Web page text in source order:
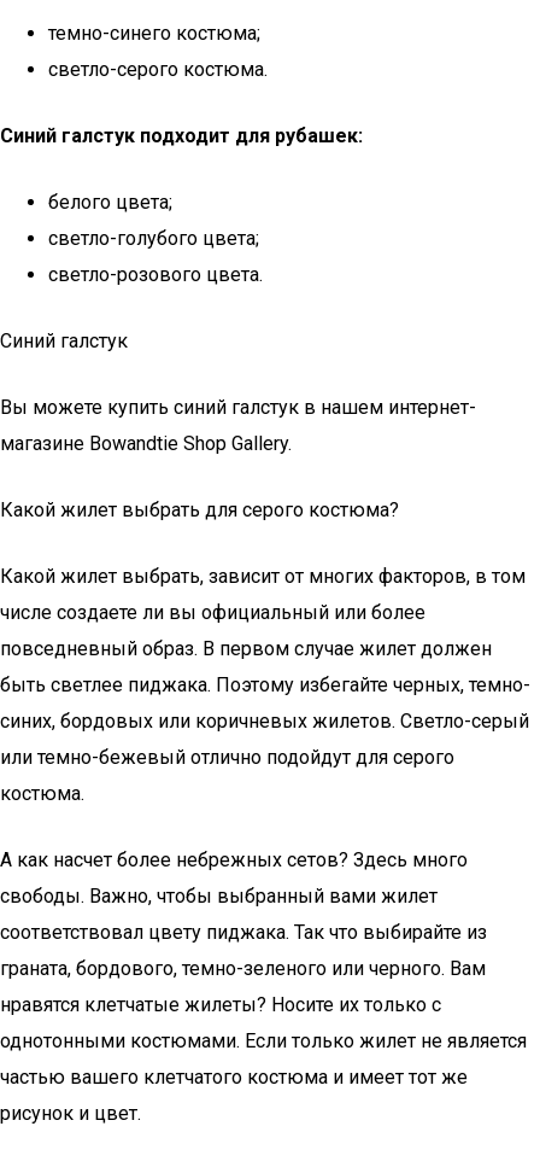
темно-синего костюма;
светло-серого костюма.
Синий галстук подходит для рубашек:
белого цвета;
светло-голубого цвета;
светло-розового цвета.
Синий галстук
Вы можете купить синий галстук в нашем интернет-
магазине Bowandtie Shop Gallery.
Какой жилет выбрать для серого костюма?
Какой жилет выбрать, зависит от многих факторов, в том
числе создаете ли вы официальный или более
повседневный образ. В первом случае жилет должен
быть светлее пиджака. Поэтому избегайте черных, темно-
синих, бордовых или коричневых жилетов. Светло-серый
или темно-бежевый отлично подойдут для серого
костюма.
А как насчет более небрежных сетов? Здесь много
свободы. Важно, чтобы выбранный вами жилет
соответствовал цвету пиджака. Так что выбирайте из
граната, бордового, темно-зеленого или черного. Вам
нравятся клетчатые жилеты? Носите их только с
однотонными костюмами. Если только жилет не является
частью вашего клетчатого костюма и имеет тот же
рисунок и цвет.